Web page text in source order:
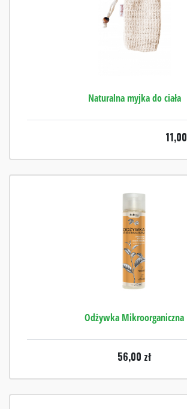
Naturalna myjka do ciała
11,00
Odżywka Mikroorganiczna
56,00 zł